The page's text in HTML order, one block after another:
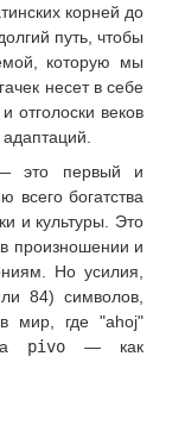
корней до
путь, чтобы
которую мы
несет в себе
отголоски веков
— это первый и
всего богатства
и культуры. Это
произношении и
Но усилия,
84) символов,
в мир, где "ahoj"
а pivo — как